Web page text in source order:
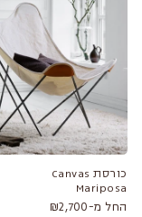
כורסת Canvas
Mariposa
החל מ-₪2,700